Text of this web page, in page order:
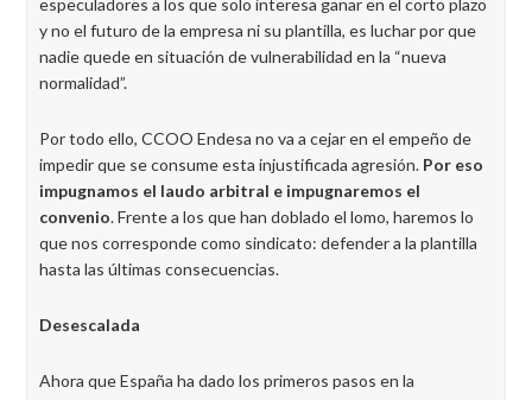
especuladores a los que solo interesa ganar en el corto plazo
y no el futuro de la empresa ni su plantilla, es luchar por que
nadie quede en situación de vulnerabilidad en la “nueva
normalidad”.
Por todo ello, CCOO Endesa no va a cejar en el empeño de
impedir que se consume esta injustificada agresión. Por eso
impugnamos el laudo arbitral e impugnaremos el
convenio. Frente a los que han doblado el lomo, haremos lo
que nos corresponde como sindicato: defender a la plantilla
hasta las últimas consecuencias.
Desescalada
Ahora que España ha dado los primeros pasos en la